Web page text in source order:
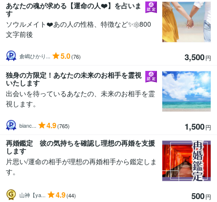
あなたの魂が求める【運命の人❤️】を占いま
す
ソウルメイト❤️あの人の性格、特徴など✨⚛️800
文字前後
倉嶋ひかり... 5.0(76) 3,500円
独身の方限定！あなたの未来のお相手を霊視
いたします
出会いを待っているあなたの、未来のお相手を霊
視します。
bianc... 4.9(765) 1,500円
再婚鑑定 彼の気持ちを確認し理想の再婚を支援
します
片思い/運命の相手が理想の再婚相手から鑑定しま
す。
山神【ya... 4.9(44) 500円